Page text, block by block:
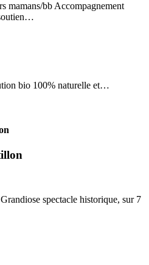
mamans/bb Accompagnement
bio 100% naturelle et…
spectacle historique, sur 7